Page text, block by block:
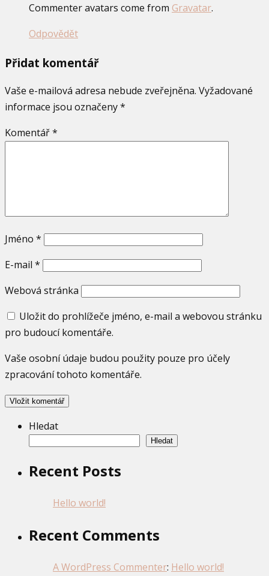
Commenter avatars come from Gravatar.
Odpovědět
Přidat komentář
Vaše e-mailová adresa nebude zveřejněna. Vyžadované
informace jsou označeny*
Komentář*
Jméno *
E-mail *
Webová stránka
Uložit do prohlížeče jméno, e-mail a webovou stránku
pro budoucí komentáře.
Vaše osobní údaje budou použity pouze pro účely
zpracování tohoto komentáře.
Hledat
Hledat
Recent Posts
Hello world!
Recent Comments
A WordPress Commenter: Hello world!